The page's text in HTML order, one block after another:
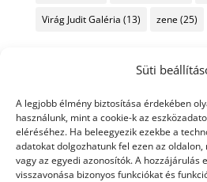
Süti
A legjobb élmény biztosítása érdekében
használunk, mint a cookie-k az
eléréséhez. Ha beleegyezik ezekbe a
adatokat dolgozhatunk fel ezen az
vagy az egyedi azonosítók. A hozzájárulás
visszavonása bizonyos funkciókat és
Virág Judit Galéria (13) zene (25)